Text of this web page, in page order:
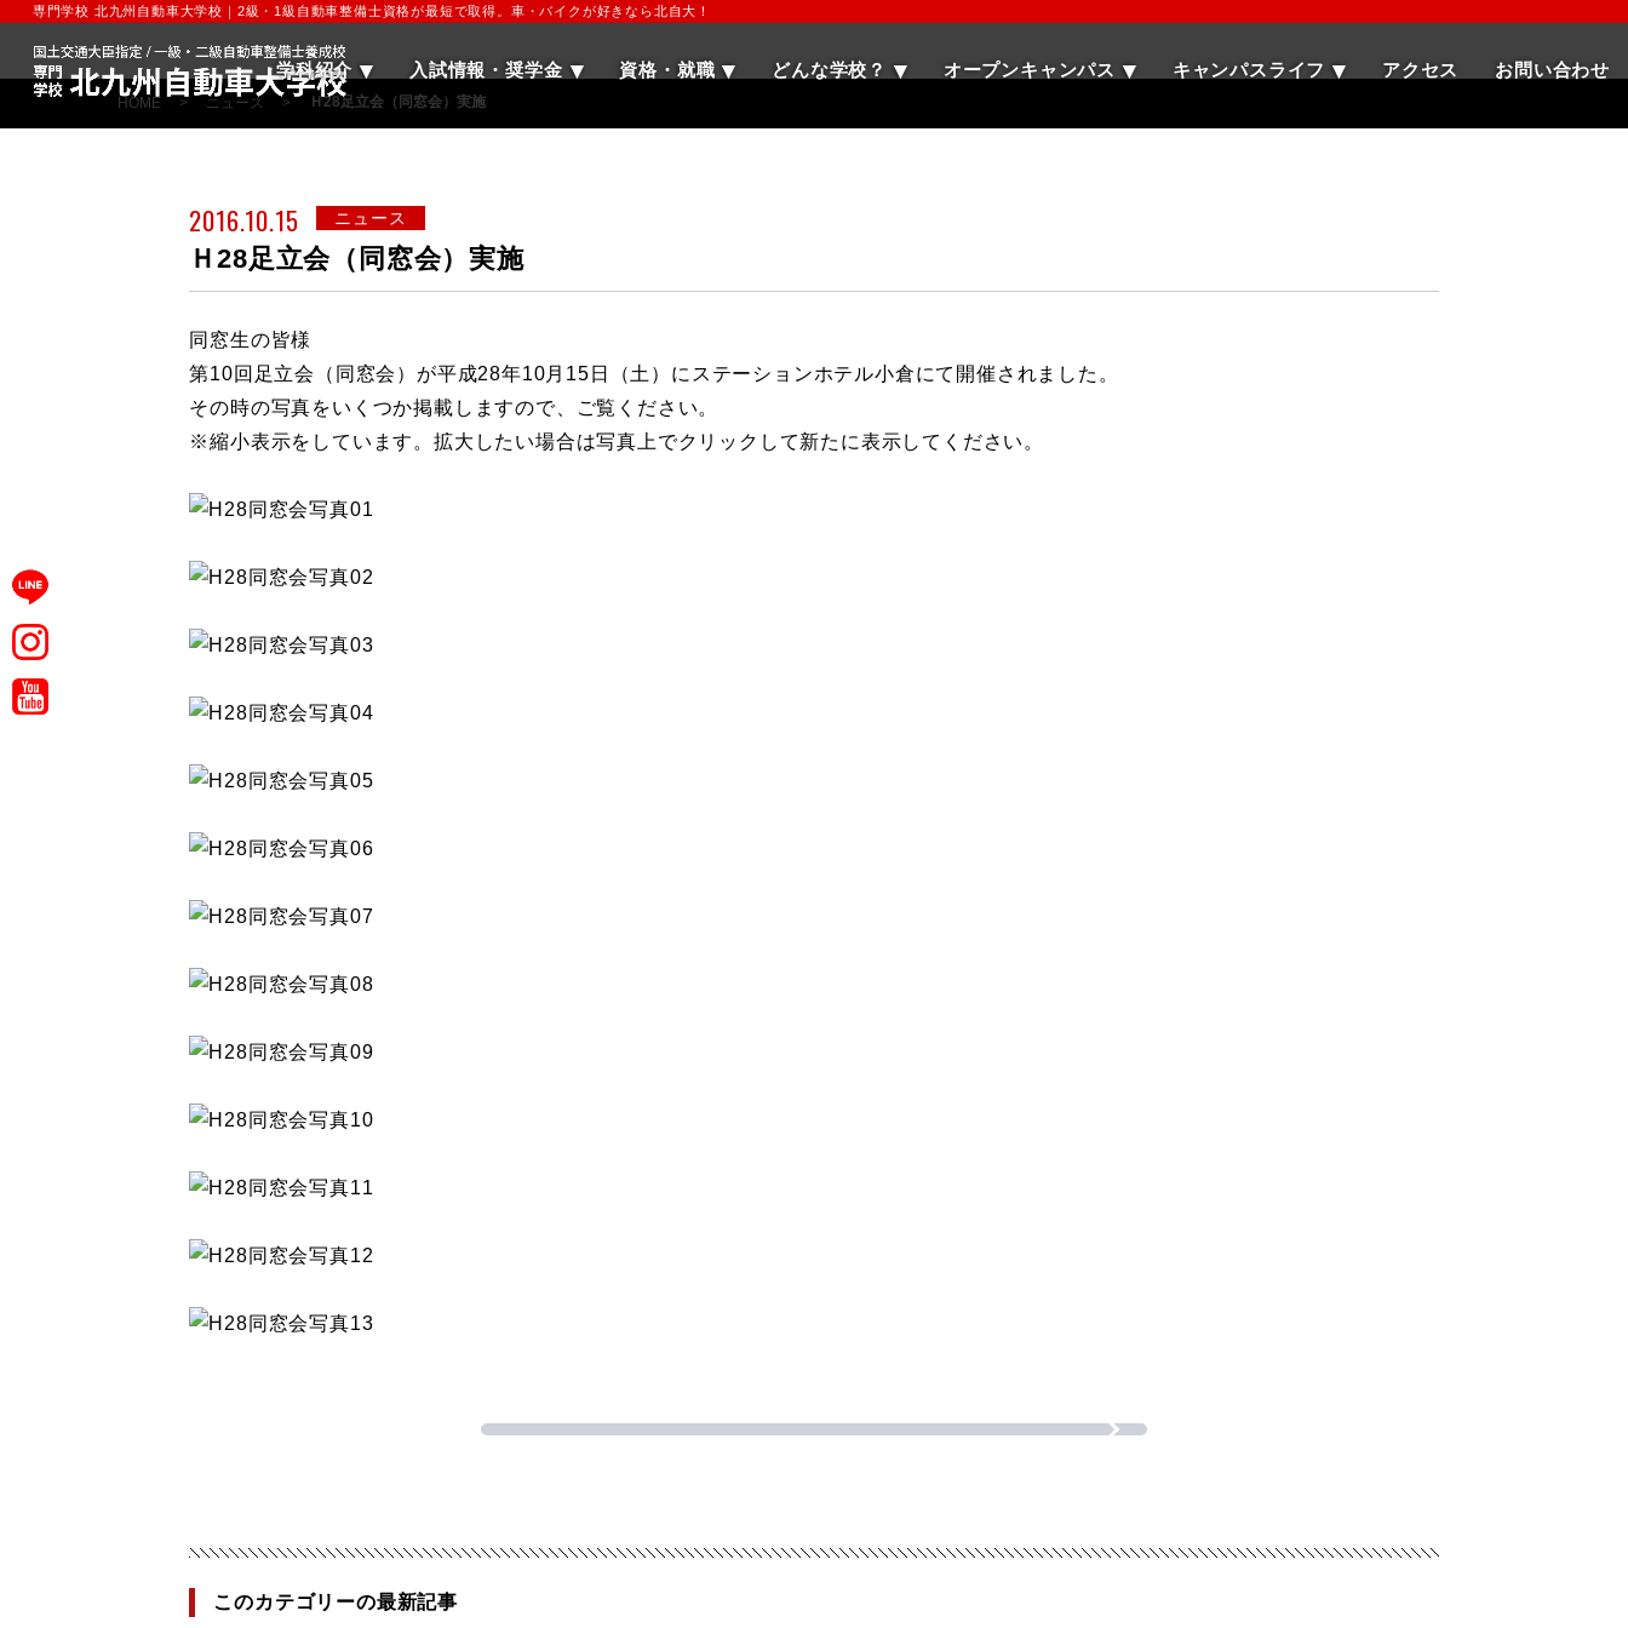
専門学校 北九州自動車大学校｜2級・1級自動車整備士資格が最短で取得。車・バイクが好きなら北自大！
学科紹介 入試情報・奨学金 資格・就職 どんな学校？ オープンキャンパス キャンパスライフ アクセス お問い合わせ
HOME > ニュース > Ｈ28足立会（同窓会）実施
2016.10.15 ニュース
Ｈ28足立会（同窓会）実施
同窓生の皆様
第10回足立会（同窓会）が平成28年10月15日（土）にステーションホテル小倉にて開催されました。
その時の写真をいくつか掲載しますので、ご覧ください。
※縮小表示をしています。拡大したい場合は写真上でクリックして新たに表示してください。
このカテゴリーの最新記事